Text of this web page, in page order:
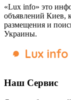
«Lux info» это
объявлений Киев,
размещения и
Украины.
Наш Сервис